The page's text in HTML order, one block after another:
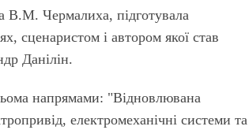
В.М. Чермалиха, підготувала
сценаристом і автором якої став
Данілін.
напрямами: "Відновлювана
електромеханічні системи та